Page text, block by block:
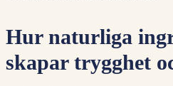
Hur naturliga
skapar trygghet